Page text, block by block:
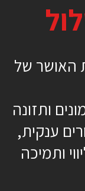
כבר
האושר של
ותזונה
ענקית,
ותמיכה